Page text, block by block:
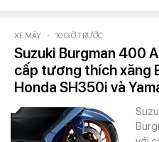
XE MÁY - 10 GIỜ TRƯỚC
Suzuki Burgman 400
cấp tương thích xăng
Honda SH350i và